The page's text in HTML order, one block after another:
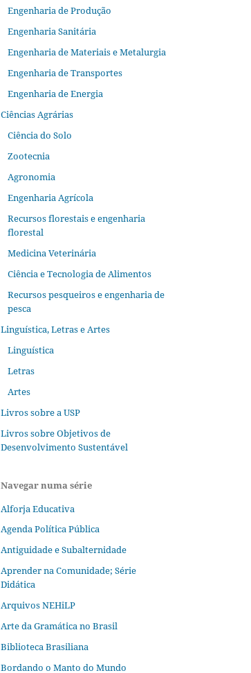
Engenharia de Produção
Engenharia Sanitária
Engenharia de Materiais e Metalurgia
Engenharia de Transportes
Engenharia de Energia
Ciências Agrárias
Ciência do Solo
Zootecnia
Agronomia
Engenharia Agrícola
Recursos florestais e engenharia
florestal
Medicina Veterinária
Ciência e Tecnologia de Alimentos
Recursos pesqueiros e engenharia de
pesca
Linguística, Letras e Artes
Linguística
Letras
Artes
Livros sobre a USP
Livros sobre Objetivos de
Desenvolvimento Sustentável
Navegar numa série
Alforja Educativa
Agenda Política Pública
Antiguidade e Subalternidade
Aprender na Comunidade; Série
Didática
Arquivos NEHiLP
Arte da Gramática no Brasil
Biblioteca Brasiliana
Bordando o Manto do Mundo